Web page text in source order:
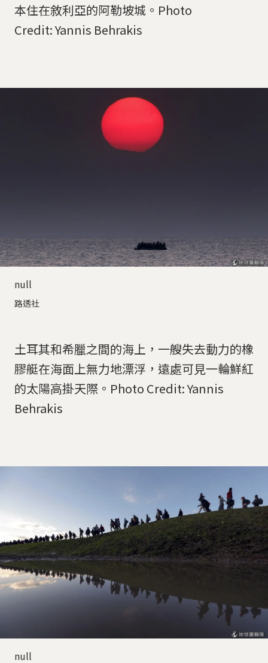
本住在敘利亞的阿勒坡城。Photo
Credit: Yannis Behrakis
null
路透社
土耳其和希臘之間的海上，一艘失去動力的橡
膠艇在海面上無力地漂浮，遠處可見一輪鮮紅
的太陽高掛天際。Photo Credit: Yannis
Behrakis
null